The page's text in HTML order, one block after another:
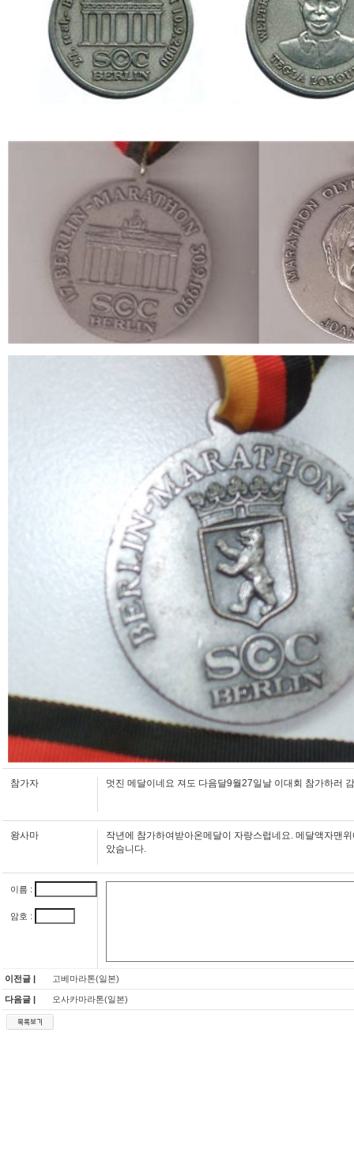
참가자 멋진 메달이네요 져도 다음달9월27일날 이대회 참가하러
왕사마
작년에 참가하여받아온메달이 자랑스럽네요. 메달액자맨
았슴니다.
이름 :
암호 :
이전글 | 고베마라톤(일본)
다음글 | 오사카마라톤(일본)